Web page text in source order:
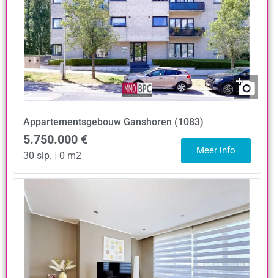
Appartementsgebouw Ganshoren (1083)
5.750.000 €
30 slp. | 0 m2 Meer info